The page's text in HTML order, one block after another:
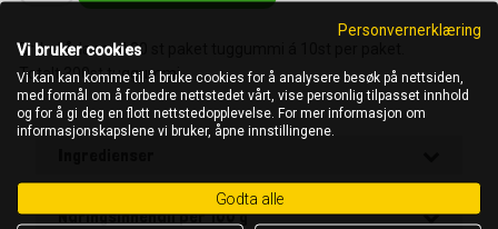
En hellåda med 30 st paket tuggummi á 10st per paket.
Totalt 300st tuggummi.
Näringsinnehåll per 100 g
Personvernerklæring
Vi bruker cookies
Vi kan kan komme til å bruke cookies for å analysere besøk på nettsiden,
med formål om å forbedre nettstedet vårt, vise personlig tilpasset innhold
og for å gi deg en flott nettstedopplevelse. For mer informasjon om
informasjonskapslene vi bruker, åpne innstillingene.
Godta alle